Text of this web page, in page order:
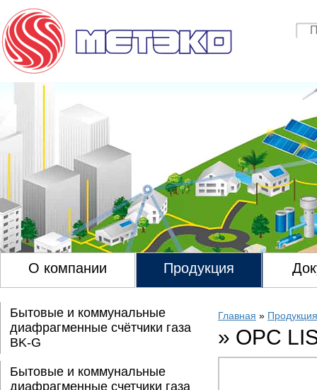
О компании Продукция
Бытовые и коммунальные
диафрагменные счётчики газа
BK-G
Бытовые и коммунальные
диафрагменные счетчики газа
Главная » Продукция
» OPC